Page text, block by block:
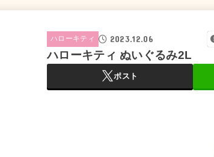
ハローキティ 2023.12.06
ハローキティ ぬいぐるみ2L
ポスト